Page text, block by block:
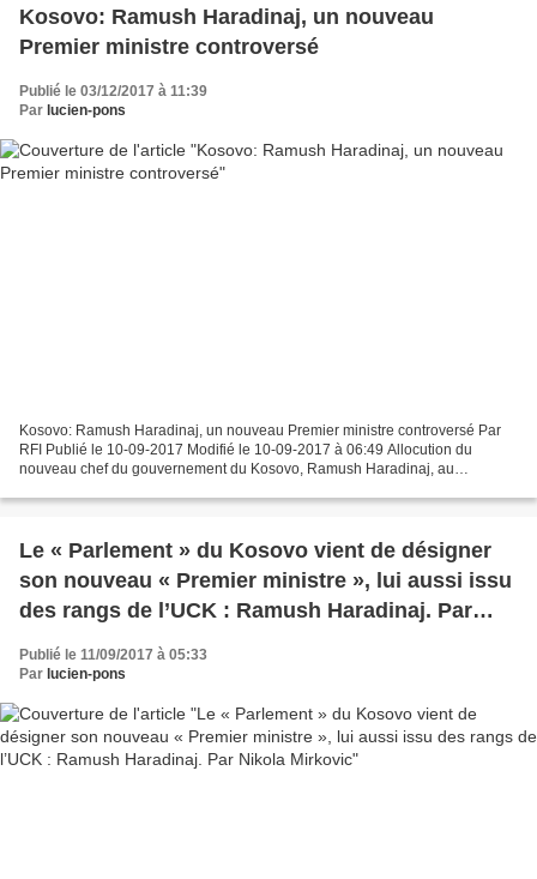
Kosovo: Ramush Haradinaj, un nouveau
Premier ministre controversé
Publié le 03/12/2017 à 11:39
Par lucien-pons
Kosovo: Ramush Haradinaj, un nouveau Premier ministre controversé Par
RFI Publié le 10-09-2017 Modifié le 10-09-2017 à 06:49 Allocution du
nouveau chef du gouvernement du Kosovo, Ramush Haradinaj, au
Le « Parlement » du Kosovo vient de désigner
son nouveau « Premier ministre », lui aussi issu
des rangs de l’UCK : Ramush Haradinaj. Par
Nikola Mirkovic
Publié le 11/09/2017 à 05:33
Par lucien-pons